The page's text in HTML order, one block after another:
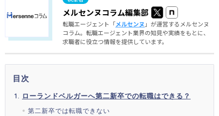
メルセンヌコラム編集部
転職エージェント「メルセンヌ 」が運営するメルセンヌ
コラム。転職エージェント業界の知見や実績をもとに、
求職者に役立つ情報を提供しています。
目次
ローランドベルガーへ第二新卒での転職はできる？
第二新卒では転職できない